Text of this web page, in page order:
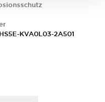
HS5E-KVA0L03-2A501